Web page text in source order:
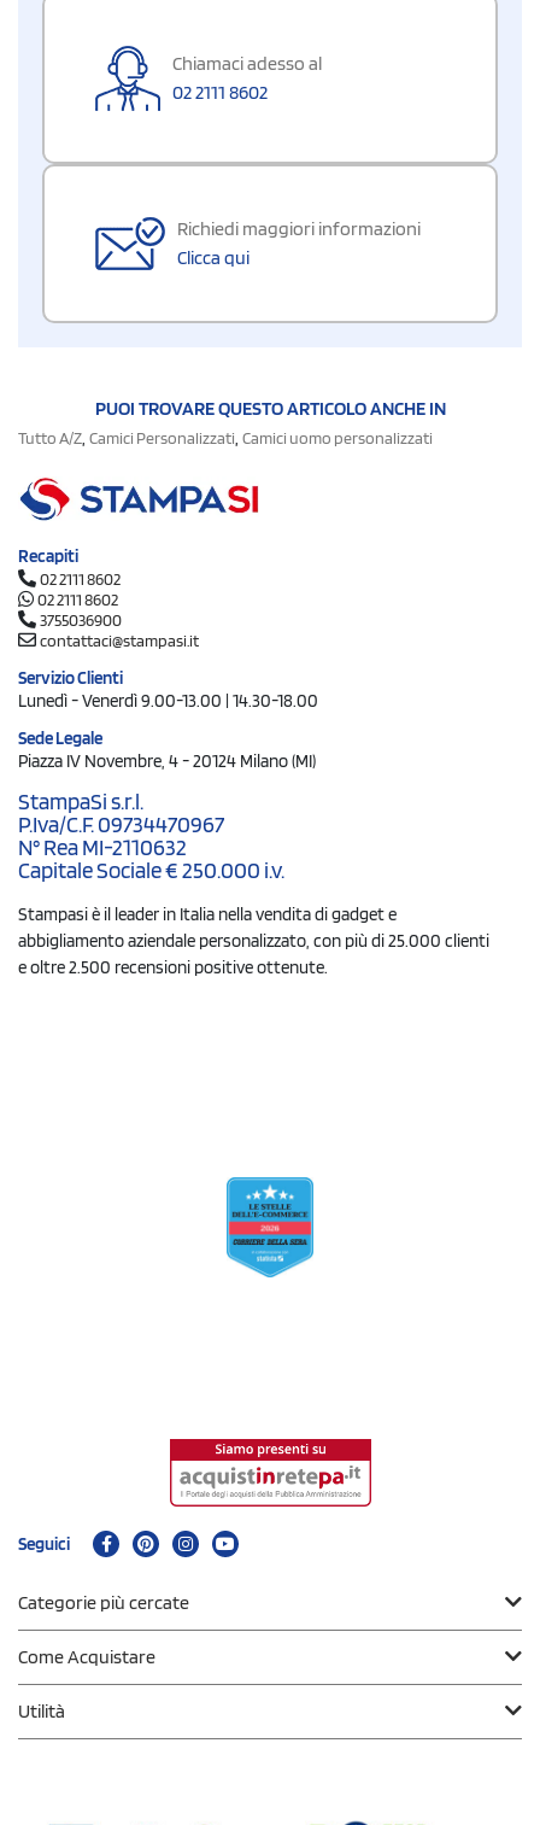
Chiamaci adesso al
02 2111 8602
Richiedi maggiori informazioni
Clicca qui
PUOI TROVARE QUESTO ARTICOLO ANCHE IN
Tutto A/Z Camici Personalizzati Camici uomo personalizzati
Recapiti
02 2111 8602
02 2111 8602
3755036900
contattaci@stampasi.it
Servizio Clienti
Lunedì - Venerdì 9.00-13.00 | 14.30-18.00
Sede Legale
Piazza IV Novembre, 4 - 20124 Milano (MI)
StampaSi s.r.l.
P.Iva/C.F. 09734470967
N° Rea MI-2110632
Capitale Sociale € 250.000 i.v.
Stampasi è il leader in Italia nella vendita di gadget e
abbigliamento aziendale personalizzato, con più di 25.000 clienti
e oltre 2.500 recensioni positive ottenute.
Seguici
Categorie più cercate
Come Acquistare
Utilità